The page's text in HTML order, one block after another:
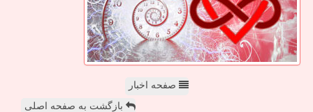
صفحه اخبار
بازگشت به صفحه اصلی